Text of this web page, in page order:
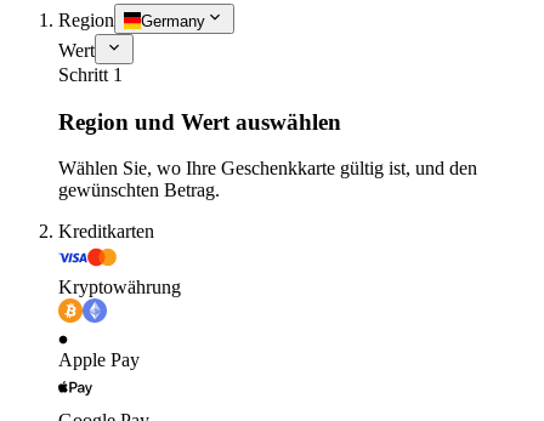
Region Germany
Wert
Schritt 1
Region und Wert auswählen
Wählen Sie, wo Ihre Geschenkkarte gültig ist, und den
gewünschten Betrag.
Kreditkarten
Kryptowährung
Apple Pay